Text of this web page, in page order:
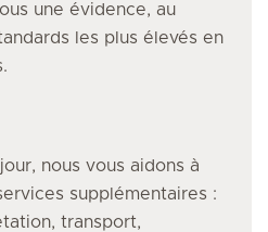
une évidence, au
les plus élevés en
nous vous aidons à
supplémentaires :
transport,